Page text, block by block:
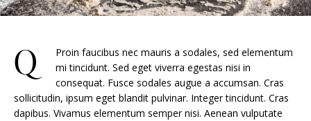
Q
Proin faucibus nec mauris a sodales, sed elementum
mi tincidunt. Sed eget viverra egestas nisi in
consequat. Fusce sodales augue a accumsan. Cras
sollicitudin, ipsum eget blandit pulvinar. Integer tincidunt. Cras
dapibus. Vivamus elementum semper nisi. Aenean vulputate